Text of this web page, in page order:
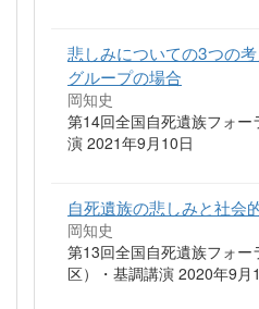
悲しみについての3つの
グループの場合
岡知史
第14回全国自死遺族フォ
演 2021年9月10日
自死遺族の悲しみと社会
岡知史
第13回全国自死遺族フォー
区）・基調講演 2020年9月